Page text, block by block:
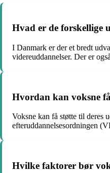
Hvad er de forskellige
I Danmark er der et bredt
videreuddannelser. Der er
Hvordan kan voksne
Voksne kan få støtte til deres
efteruddannelsesordningen
Hvilke faktorer bør